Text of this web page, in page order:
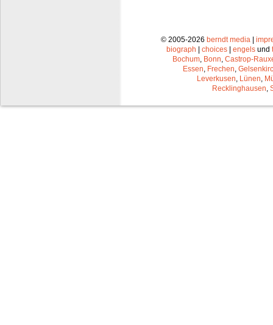
© 2005-2026 berndt media |
biograph | choices | engels und
Bochum Bonn Castrop-
Essen Frechen
Leverkusen Lünen
Recklinghausen